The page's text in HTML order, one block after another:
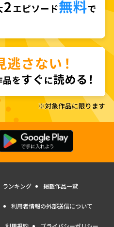
ランキング 掲載作品一覧
利用者情報の外部送信について